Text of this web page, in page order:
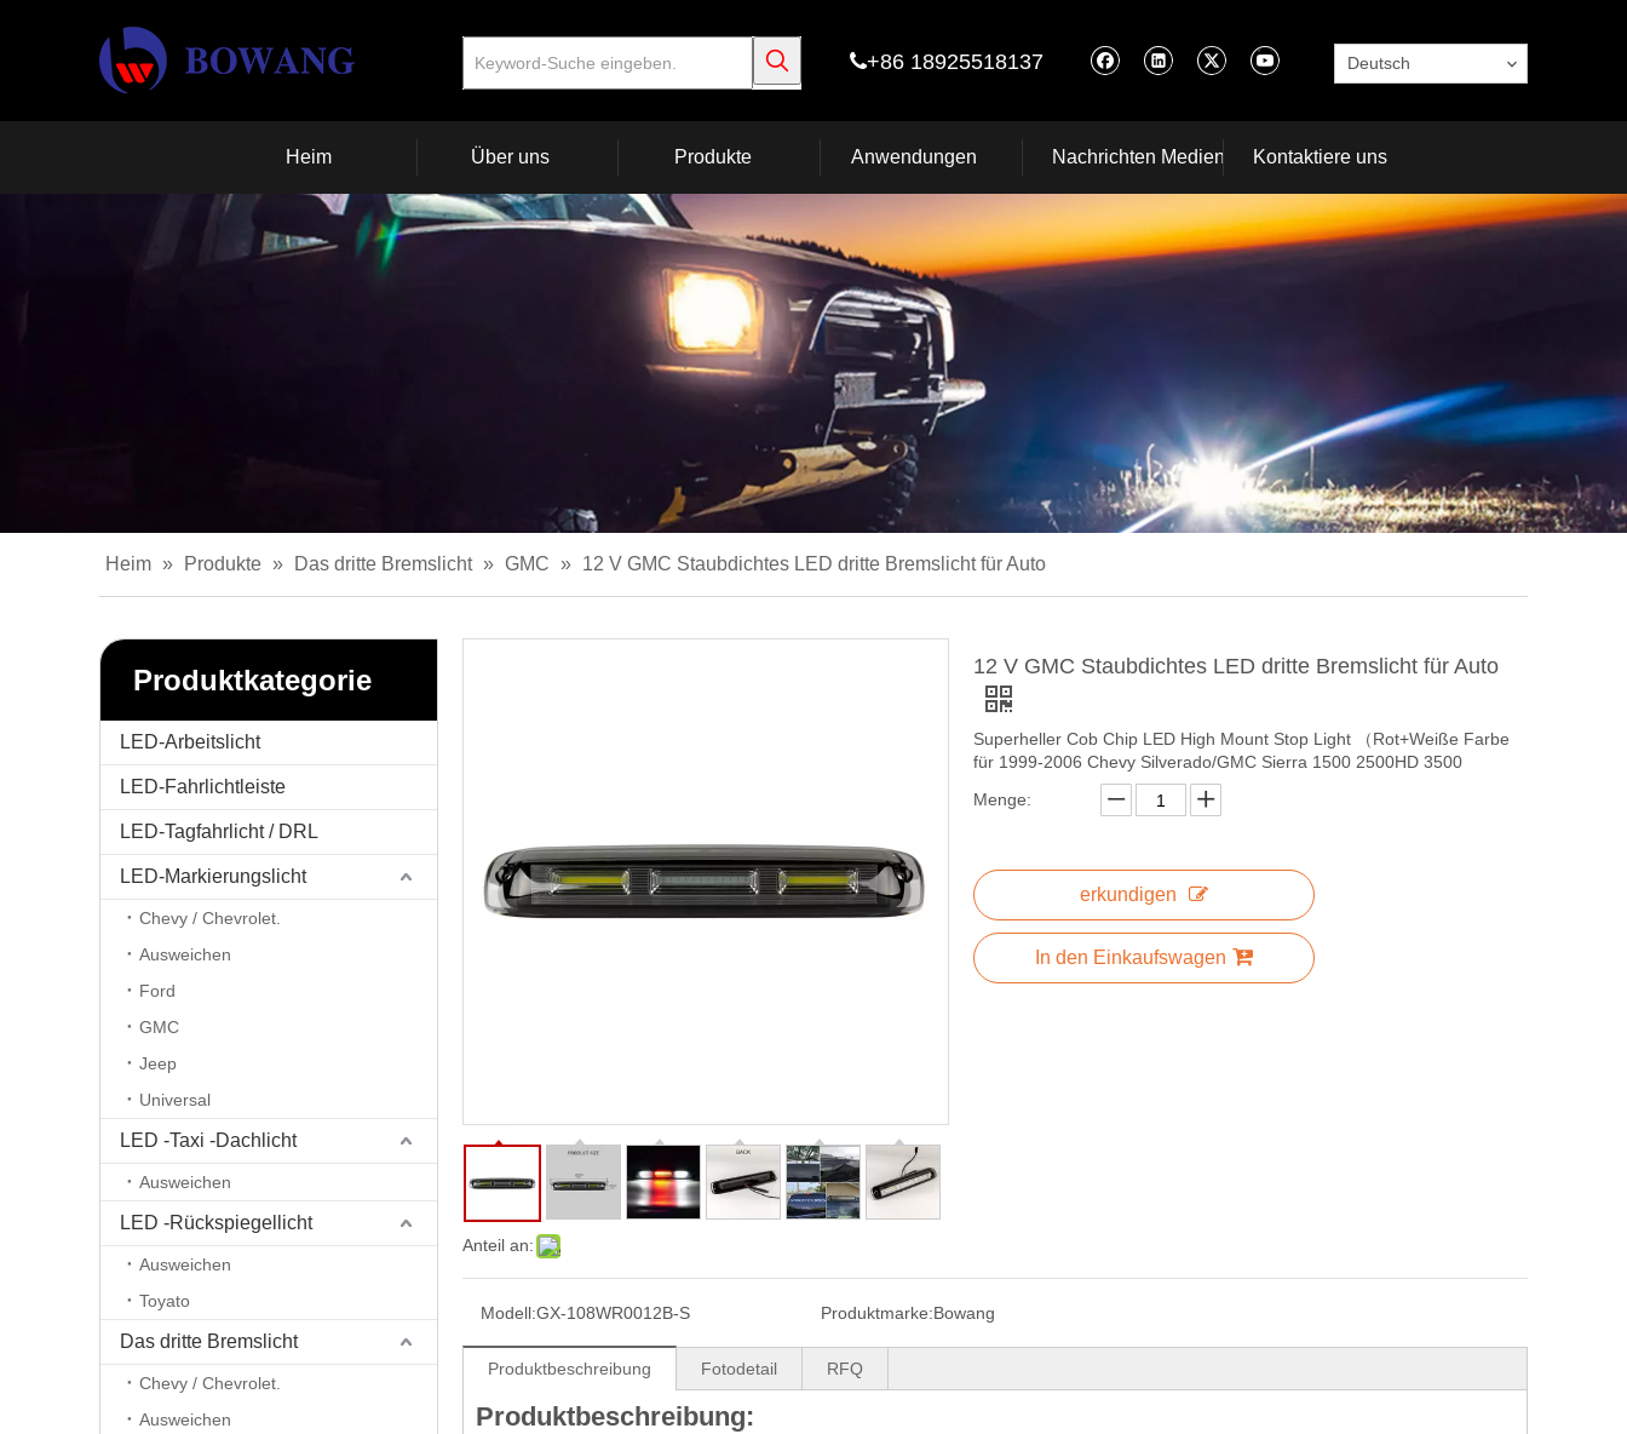
+86 18925518137 Deutsch
Heim Über uns Produkte Anwendungen Nachrichten Medien Kontaktiere uns
Heim » Produkte » Das dritte Bremslicht » GMC » 12 V GMC Staubdichtes LED dritte Bremslicht für Auto
Produktkategorie
LED-Arbeitslicht
LED-Fahrlichtleiste
LED-Tagfahrlicht / DRL
LED-Markierungslicht
Chevy / Chevrolet.
Ausweichen
Ford
GMC
Jeep
Universal
LED -Taxi -Dachlicht
Ausweichen
LED -Rückspiegellicht
Ausweichen
Toyato
Das dritte Bremslicht
Chevy / Chevrolet.
Ausweichen
Anteil an:
12 V GMC Staubdichtes LED dritte Bremslicht für Auto
Superheller Cob Chip LED High Mount Stop Light （Rot+Weiße Farbe
für 1999-2006 Chevy Silverado/GMC Sierra 1500 2500HD 3500
Menge:
erkundigen
In den Einkaufswagen
Modell:GX-108WR0012B-S Produktmarke:Bowang
Produktbeschreibung Fotodetail RFQ
Produktbeschreibung: